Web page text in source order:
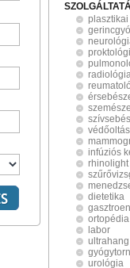
infúziós
rhinolight
dietetika
ortopédia
labor
ultrahang
urológia